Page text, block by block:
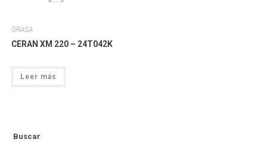
GRASA
CERAN XM 220 – 24T042K
Leer más
Buscar